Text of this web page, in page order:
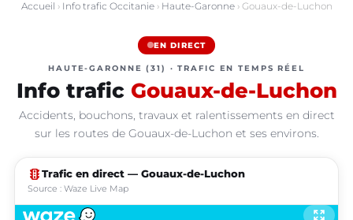
Accueil › Info trafic Occitanie› Haute-Garonne› Gouaux-de-Luchon
EN DIRECT
HAUTE-GARONNE (31) · TRAFIC EN TEMPS RÉEL
Info trafic Gouaux-de-Luchon
Accidents, bouchons, travaux et ralentissements en direct
sur les routes de Gouaux-de-Luchon et ses environs.
traffic Trafic en direct — Gouaux-de-Luchon
Source : Waze Live Map